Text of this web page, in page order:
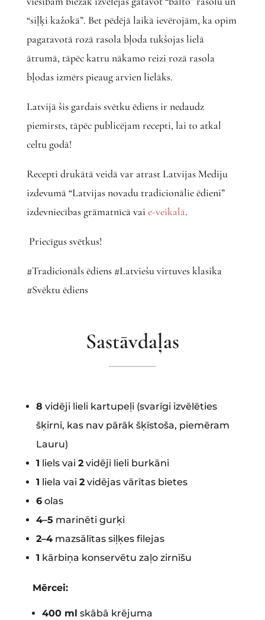
“siļķi kažokā”. Bet pēdējā laikā ievērojām, ka opim
pagatavotā rozā rasola bļoda tukšojas lielā
ātrumā, tāpēc katru nākamo reizi rozā rasola
bļodas izmērs pieaug arvien lielāks.
Latvijā šis gardais svētku ēdiens ir nedaudz
piemirsts, tāpēc publicējam recepti, lai to atkal
celtu godā!
Recepti drukātā veidā var atrast Latvijas Mediju
izdevumā “Latvijas novadu tradicionālie ēdieni”
izdevniecības grāmatnīcā vai e-veikalā.
Priecīgus svētkus!
#Tradicionāls ēdiens #Latviešu virtuves klasika
#Svēktu ēdiens
Sastāvdaļas
8 vidēji lieli kartupeļi (svarīgi izvēlēties
šķirni, kas nav pārāk šķīstoša, piemēram
Lauru)
1 liels vai 2vidēji lieli burkāni
1 liela vai 2vidējas vārītas bietes
6olas
4–5 marinēti gurķi
2–4mazsālītas siļķes filejas
1 kārbiņa konservētu zaļo zirnīšu
Mērcei:
400 ml skābā krējuma